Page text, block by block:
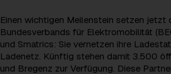
Einen wichtigen Meilenstein setzen jetzt
Bundesverbands für Elektromobilität
und Smatrics: Sie vernetzen ihre
Ladenetz. Künftig stehen damit 3.500
und Bregenz zur Verfügung. Diese